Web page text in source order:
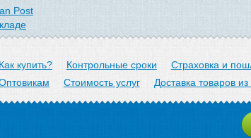
Post
Как купить? Контрольные сроки
Страховка и
Стоимость услуг Доставка товаров